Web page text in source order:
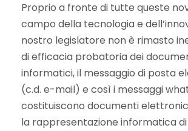
Proprio a fronte di tutte queste
campo della tecnologia e
nostro legislatore non è rimasto
di efficacia probatoria dei
informatici, il messaggio di posta
(c.d. e-mail) e così i messaggi
costituiscono documenti
la rappresentazione informatica di